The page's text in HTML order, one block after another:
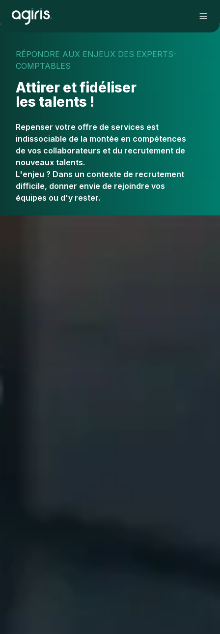
RÉPONDRE AUX ENJEUX DES EXPERTS-
COMPTABLES
Attirer et fidéliser
les talents !
Repenser votre offre de services est
indissociable de la montée en compétences
de vos collaborateurs et du recrutement de
nouveaux talents.
L'enjeu ? Dans un contexte de recrutement
difficile, donner envie de rejoindre vos
équipes ou d'y rester.